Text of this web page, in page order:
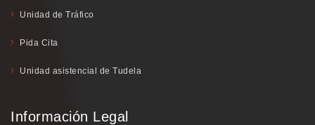
Unidad de Tráfico
Pida Cita
Unidad asistencial de Tudela
Información Legal